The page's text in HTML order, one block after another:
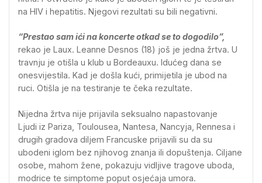
na HIV i hepatitis. Njegovi rezultati su bili negativni.
“Prestao sam ići na koncerte otkad se to dogodilo”,
rekao je Laux. Leanne Desnos (18) još je jedna žrtva. U
travnju je otišla u klub u Bordeauxu. Idućeg dana se
onesvijestila. Kad je došla kući, primijetila je ubod na
ruci. Otišla je na testiranje te čeka rezultate.
Nijedna žrtva nije prijavila seksualno napastovanje
Ljudi iz Pariza, Toulousea, Nantesa, Nancyja, Rennesa i
drugih gradova diljem Francuske prijavili su da su
ubodeni iglom bez njihovog znanja ili dopuštenja. Ciljane
osobe, mahom žene, pokazuju vidljive tragove uboda,
modrice te simptome poput osjećaja umora.